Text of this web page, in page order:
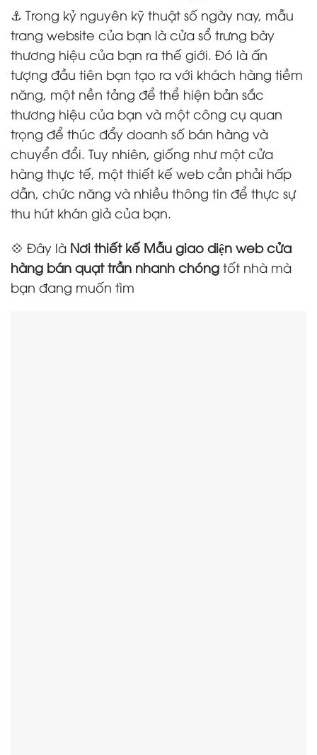
⚓ Trong kỷ nguyên kỹ thuật số ngày nay, mẫu
trang website của bạn là cửa sổ trưng bày
thương hiệu của bạn ra thế giới. Đó là ấn
tượng đầu tiên bạn tạo ra với khách hàng tiềm
năng, một nền tảng để thể hiện bản sắc
thương hiệu của bạn và một công cụ quan
trọng để thúc đẩy doanh số bán hàng và
chuyển đổi. Tuy nhiên, giống như một cửa
hàng thực tế, một thiết kế web cần phải hấp
dẫn, chức năng và nhiều thông tin để thực sự
thu hút khán giả của bạn.
💠 Đây là Nơi thiết kế Mẫu giao diện web cửa
hàng bán quạt trần nhanh chóng tốt nhà mà
bạn đang muốn tìm